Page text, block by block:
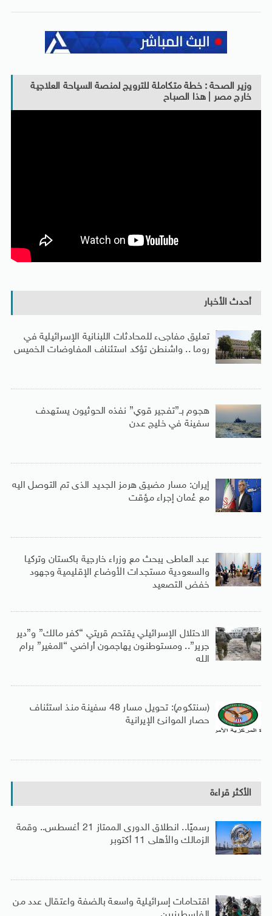
وزير الصحة : خطة متكاملة للترويج لمنصة السياحة العلاجية
خارج مصر | هذا الصباح
أحدث الأخبار
تعليق مفاجىء للمحادثات اللبنانية الإسرائيلية في
روما .. واشنطن تؤكد استئناف المفاوضات الخميس
هجوم بـ”تفجير قوي” نفذه الحوثيون يستهدف
سفينة في خليج عدن
إيران: مسار مضيق هرمز الجديد الذى تم التوصل اليه
مع عُمان إجراء مؤقت
عبد العاطى يبحث مع وزراء خارجية باكستان وتركيا
والسعودية مستجدات الأوضاع الإقليمية وجهود
خفض التصعيد
الاحتلال الإسرائيلي يقتحم قريتي “كفر مالك” و”دير
جرير”.. ومستوطنون يهاجمون أراضي “المغير” برام
الله
(سنتكوم): تحويل مسار 48 سفينة منذ استئناف
حصار الموانئ الإيرانية
الأكثر قراءة
رسميًا.. انطلاق الدورى الممتاز 21 أغسطس.. وقمة
الزمالك والأهلى 11 أكتوبر
اقتحامات إسرائيلية واسعة بالضفة واعتقال عدد من